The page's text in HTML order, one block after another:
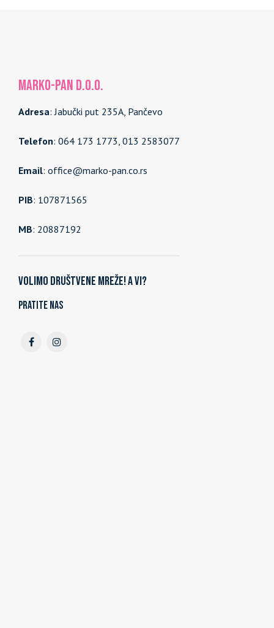
MARKO-PAN d.o.o.
Adresa: Jabučki put 235A, Pančevo
Telefon: 064 173 1773, 013 2583077
Email: office@marko-pan.co.rs
PIB: 107871565
MB: 20887192
Volimo društvene mreže! A vi?
Pratite nas